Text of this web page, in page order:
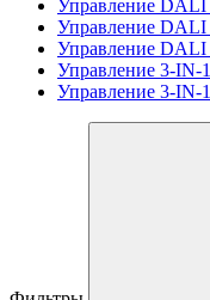
Управление
Управление
Управление
Управление 3-IN-
Управление 3-IN-